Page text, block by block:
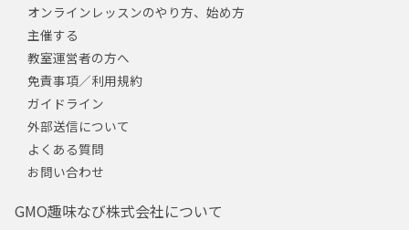
オンラインレッスンのやり方、始め方
主催する
教室運営者の方へ
免責事項／利用規約
ガイドライン
外部送信について
よくある質問
お問い合わせ
GMO趣味なび株式会社について